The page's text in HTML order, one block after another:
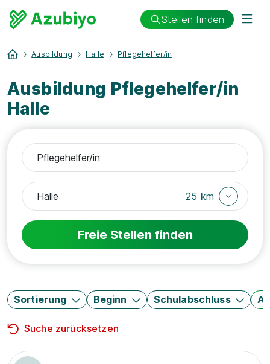
Stellen finden
Ausbildung Halle Pflegehelfer/in
Ausbildung Pflegehelfer/in
Halle
25 km
Freie Stellen finden
Sortierung Beginn Schulabschluss
Suche zurücksetzen